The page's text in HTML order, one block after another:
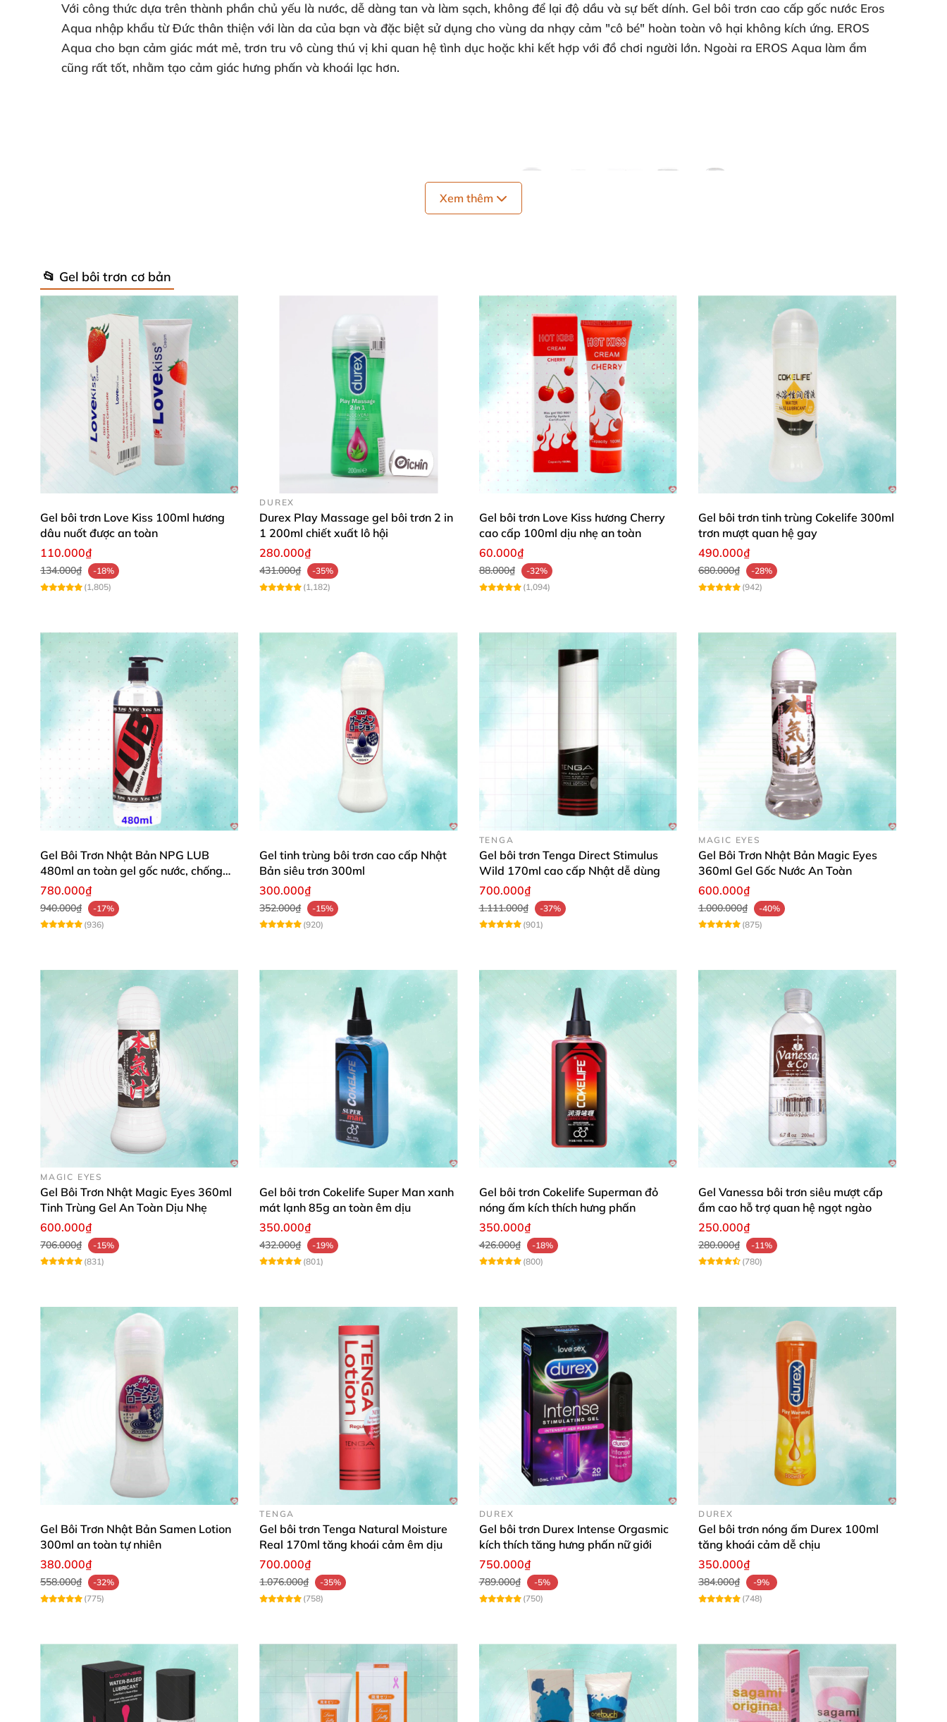
Với công thức dựa trên thành phần chủ yếu là nước, dễ dàng tan và làm sạch, không để lại độ dầu và sự bết dính. Gel bôi trơn cao cấp gốc nước Eros
Aqua nhập khẩu từ Đức thân thiện với làn da của bạn và đặc biệt sử dụng cho vùng da nhạy cảm "cô bé" hoàn toàn vô hại không kích ứng. EROS
Aqua cho bạn cảm giác mát mẻ, trơn tru vô cùng thú vị khi quan hệ tình dục hoặc khi kết hợp với đồ chơi người lớn. Ngoài ra EROS Aqua làm ẩm
cũng rất tốt, nhằm tạo cảm giác hưng phấn và khoái lạc hơn.
Xem thêm
📂 Gel bôi trơn cơ bản
Gel bôi trơn Love Kiss 100ml hương
dâu nuốt được an toàn
110.000₫
134.000₫
-18%
(1,805)
DUREX
Durex Play Massage gel bôi trơn 2 in
1 200ml chiết xuất lô hội
280.000₫
431.000₫
-35%
(1,182)
Gel bôi trơn Love Kiss hương Cherry
cao cấp 100ml dịu nhẹ an toàn
60.000₫
88.000₫
-32%
(1,094)
Gel bôi trơn tinh trùng Cokelife 300ml
trơn mượt quan hệ gay
490.000₫
680.000₫
-28%
(942)
Gel Bôi Trơn Nhật Bản NPG LUB
480ml an toàn gel gốc nước, chống
viêm phụ khoa
780.000₫
940.000₫
-17%
(936)
Gel tinh trùng bôi trơn cao cấp Nhật
Bản siêu trơn 300ml
300.000₫
352.000₫
-15%
(920)
TENGA
Gel bôi trơn Tenga Direct Stimulus
Wild 170ml cao cấp Nhật dễ dùng
700.000₫
1.111.000₫
-37%
(901)
MAGIC EYES
Gel Bôi Trơn Nhật Bản Magic Eyes
360ml Gel Gốc Nước An Toàn
600.000₫
1.000.000₫
-40%
(875)
MAGIC EYES
Gel Bôi Trơn Nhật Magic Eyes 360ml
Tinh Trùng Gel An Toàn Dịu Nhẹ
600.000₫
706.000₫
-15%
(831)
Gel bôi trơn Cokelife Super Man xanh
mát lạnh 85g an toàn êm dịu
350.000₫
432.000₫
-19%
(801)
Gel bôi trơn Cokelife Superman đỏ
nóng ấm kích thích hưng phấn
350.000₫
426.000₫
-18%
(800)
Gel Vanessa bôi trơn siêu mượt cấp
ẩm cao hỗ trợ quan hệ ngọt ngào
250.000₫
280.000₫
-11%
(780)
Gel Bôi Trơn Nhật Bản Samen Lotion
300ml an toàn tự nhiên
380.000₫
558.000₫
-32%
(775)
TENGA
Gel bôi trơn Tenga Natural Moisture
Real 170ml tăng khoái cảm êm dịu
700.000₫
1.076.000₫
-35%
(758)
DUREX
Gel bôi trơn Durex Intense Orgasmic
kích thích tăng hưng phấn nữ giới
750.000₫
789.000₫
-5%
(750)
DUREX
Gel bôi trơn nóng ấm Durex 100ml
tăng khoái cảm dễ chịu
350.000₫
384.000₫
-9%
(748)